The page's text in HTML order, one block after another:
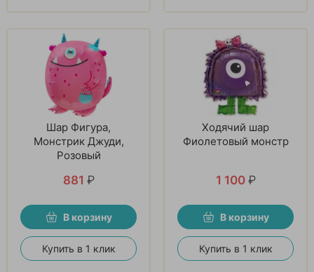
Шар Фигура,
Монстрик Джуди,
Розовый
881 ₽
В корзину
Купить в 1 клик
Ходячий шар
Фиолетовый монстр
1 100 ₽
В корзину
Купить в 1 клик